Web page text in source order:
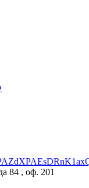
84 , оф. 201